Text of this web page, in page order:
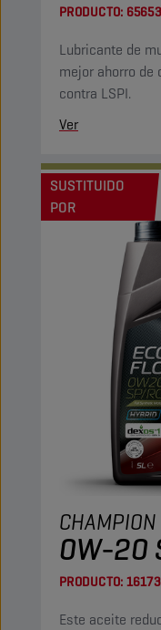
PRODUCTO: 65653
Lubricante de
mejor ahorro de
contra LSPI.
Ver
SUSTITUIDO
POR
CHAMPION
0W-20
PRODUCTO: 16173
Este aceite